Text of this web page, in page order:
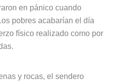
en pánico cuando
pobres acabarían el día
físico realizado como por
y rocas, el sendero